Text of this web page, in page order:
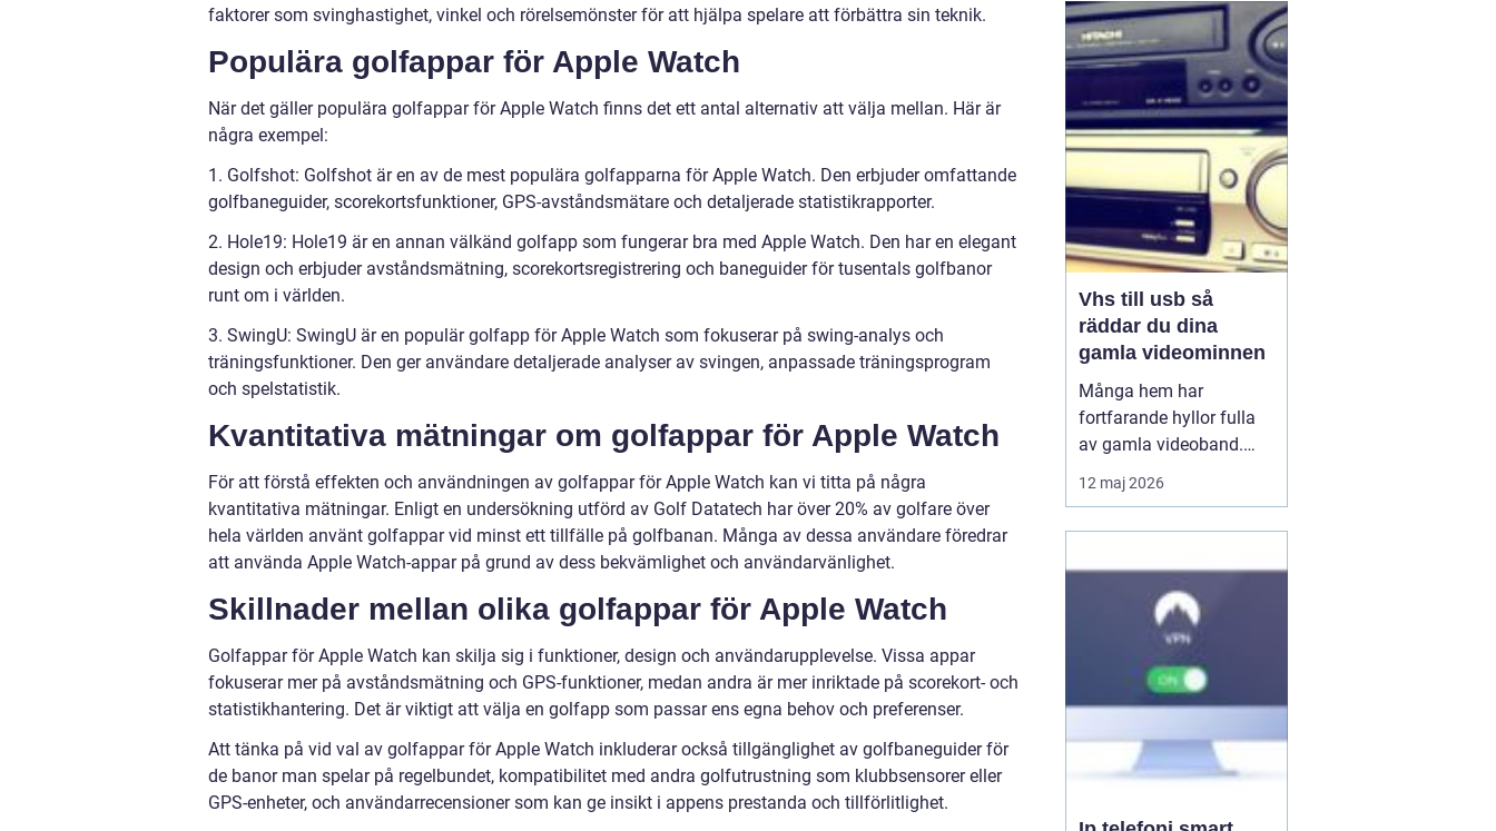
faktorer som svinghastighet, vinkel och rörelsemönster för att hjälpa spelare att förbättra sin teknik.
Populära golfappar för Apple Watch
När det gäller populära golfappar för Apple Watch finns det ett antal alternativ att välja mellan. Här är
några exempel:
1. Golfshot: Golfshot är en av de mest populära golfapparna för Apple Watch. Den erbjuder omfattande
golfbaneguider, scorekortsfunktioner, GPS-avståndsmätare och detaljerade statistikrapporter.
2. Hole19: Hole19 är en annan välkänd golfapp som fungerar bra med Apple Watch. Den har en elegant
design och erbjuder avståndsmätning, scorekortsregistrering och baneguider för tusentals golfbanor
runt om i världen.
3. SwingU: SwingU är en populär golfapp för Apple Watch som fokuserar på swing-analys och
träningsfunktioner. Den ger användare detaljerade analyser av svingen, anpassade träningsprogram
och spelstatistik.
Kvantitativa mätningar om golfappar för Apple Watch
För att förstå effekten och användningen av golfappar för Apple Watch kan vi titta på några
kvantitativa mätningar. Enligt en undersökning utförd av Golf Datatech har över 20% av golfare över
hela världen använt golfappar vid minst ett tillfälle på golfbanan. Många av dessa användare föredrar
att använda Apple Watch-appar på grund av dess bekvämlighet och användarvänlighet.
Skillnader mellan olika golfappar för Apple Watch
Golfappar för Apple Watch kan skilja sig i funktioner, design och användarupplevelse. Vissa appar
fokuserar mer på avståndsmätning och GPS-funktioner, medan andra är mer inriktade på scorekort- och
statistikhantering. Det är viktigt att välja en golfapp som passar ens egna behov och preferenser.
Att tänka på vid val av golfappar för Apple Watch inkluderar också tillgänglighet av golfbaneguider för
de banor man spelar på regelbundet, kompatibilitet med andra golfutrustning som klubbsensorer eller
GPS-enheter, och användarrecensioner som kan ge insikt i appens prestanda och tillförlitlighet.
förlorar motorn både
kraft och livslängd.
Samtidigt går många
cylindrar att rädda till en
b...
Vhs till usb så
räddar du dina
gamla videominnen
Många hem har
fortfarande hyllor fulla
av gamla videoband.
Familjefester, barns
första steg, resor och
som sakta bryts ner.
Samtidigt försvinner
fungerande videospelare
från marknaden. För den
som vi...
12 maj 2026